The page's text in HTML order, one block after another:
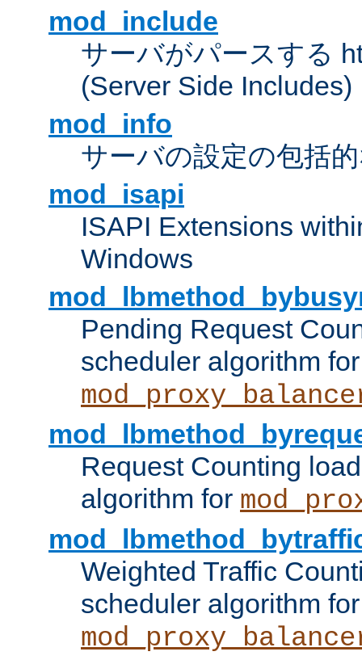
mod_include
サーバがパースする
(Server Side Includes)
mod_info
サーバの設定の包括
mod_isapi
ISAPI Extensions
Windows
Pending Request
scheduler algorithm for
Request Counting
algorithm for
Weighted Traffic
scheduler algorithm for